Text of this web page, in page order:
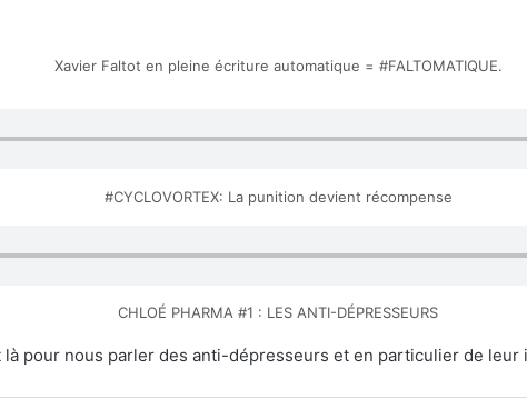
Xavier Faltot en pleine écriture automatique = #FALTOMATIQUE.
#CYCLOVORTEX: La punition devient récompense
CHLOÉ PHARMA #1 : LES ANTI-DÉPRESSEURS
pour nous parler des anti-dépresseurs et en particulier de leur